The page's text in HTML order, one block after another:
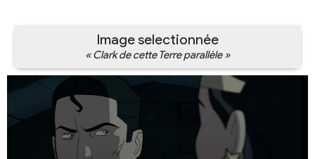
Image selectionnée
« Clark de cette Terre parallèle »